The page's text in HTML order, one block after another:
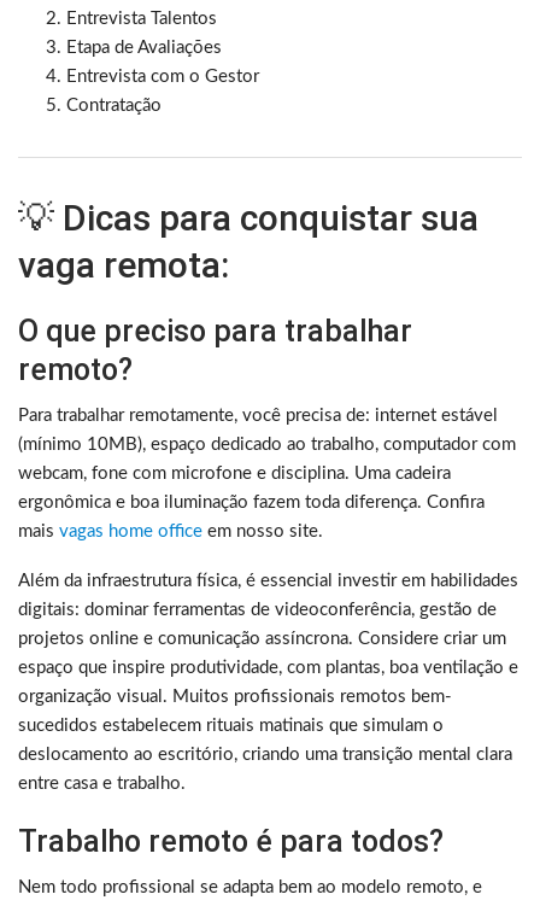
Entrevista Talentos
Etapa de Avaliações
Entrevista com o Gestor
Contratação
💡 Dicas para conquistar sua
vaga remota:
O que preciso para trabalhar
remoto?
Para trabalhar remotamente, você precisa de: internet estável
(mínimo 10MB), espaço dedicado ao trabalho, computador com
webcam, fone com microfone e disciplina. Uma cadeira
ergonômica e boa iluminação fazem toda diferença. Confira
mais vagas home office em nosso site.
Além da infraestrutura física, é essencial investir em habilidades
digitais: dominar ferramentas de videoconferência, gestão de
projetos online e comunicação assíncrona. Considere criar um
espaço que inspire produtividade, com plantas, boa ventilação e
organização visual. Muitos profissionais remotos bem-
sucedidos estabelecem rituais matinais que simulam o
deslocamento ao escritório, criando uma transição mental clara
entre casa e trabalho.
Trabalho remoto é para todos?
Nem todo profissional se adapta bem ao modelo remoto, e